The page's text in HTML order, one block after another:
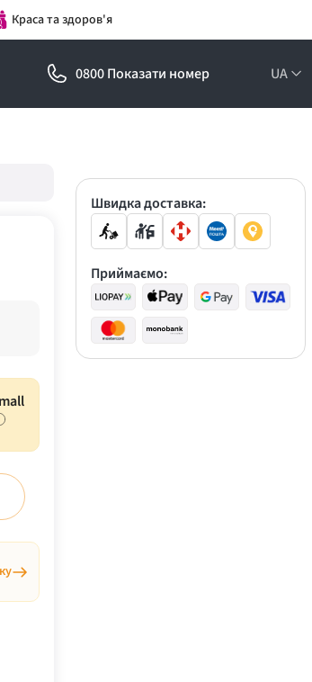
Краса та здоров'я
0800 Показати номер UA
Знижки до -30%
Швидка доставка:
Приймаємо: